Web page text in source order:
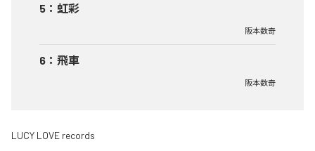
5 ： 虹彩
阪本数奇
6 ： 飛車
阪本数奇
LUCY LOVE records